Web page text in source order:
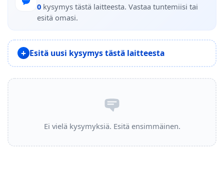
0 kysymys tästä laitteesta. Vastaa tuntemiisi tai
esitä omasi.
Esitä uusi kysymys tästä laitteesta
Ei vielä kysymyksiä. Esitä ensimmäinen.